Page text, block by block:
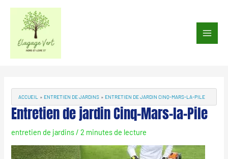
Aller
contenu
Main
ACCUEIL ENTRETIEN DE JARDINS ENTRETIEN DE JARDIN CINQ-MARS-LA-PILE
Entretien de jardin Cinq-Mars-la-Pile
entretien de jardins/2 minutes de lecture
articles